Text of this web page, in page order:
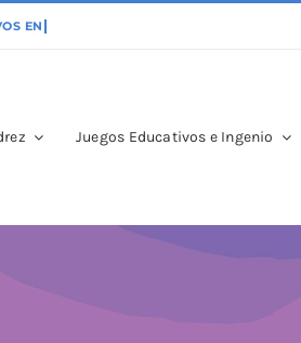
Juegos Educativos e Ingenio